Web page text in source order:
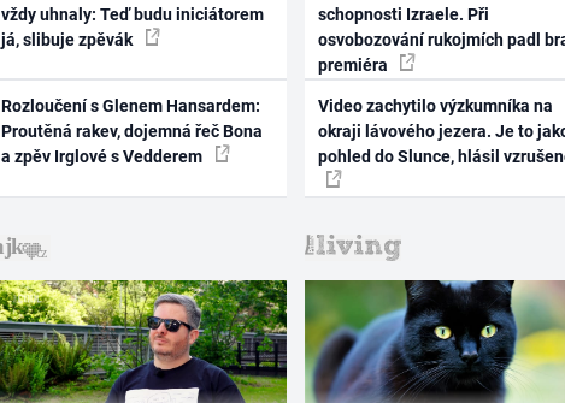
vždy uhnaly: Teď budu iniciátorem
já, slibuje zpěvák
Rozloučení s Glenem Hansardem:
Proutěná rakev, dojemná řeč Bona
a zpěv Irglové s Vedderem
schopnosti Izraele. Při
osvobozování rukojmích padl
premiéra
Video zachytilo výzkumníka na
okraji lávového jezera. Je to
pohled do Slunce, hlásil